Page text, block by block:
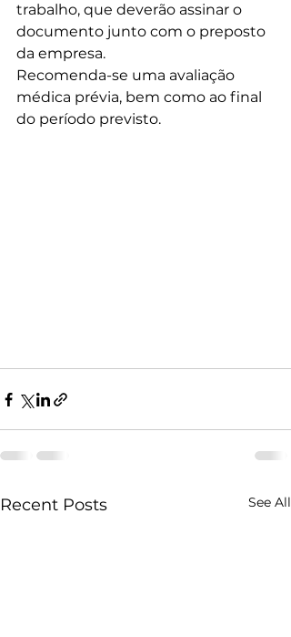
trabalho, que deverão assinar o
documento junto com o preposto
da empresa.
Recomenda-se uma avaliação
médica prévia, bem como ao final
do período previsto.
Recent Posts See All